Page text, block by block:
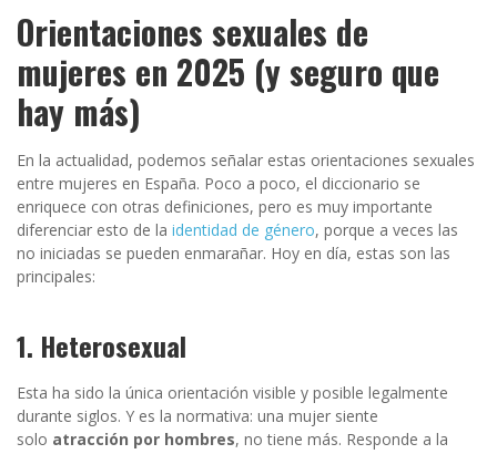
Orientaciones sexuales de
mujeres en 2025 (y seguro que
hay más)
En la actualidad, podemos señalar estas orientaciones sexuales
entre mujeres en España. Poco a poco, el diccionario se
enriquece con otras definiciones, pero es muy importante
diferenciar esto de la identidad de género, porque a veces las
no iniciadas se pueden enmarañar. Hoy en día, estas son las
principales:
1. Heterosexual
Esta ha sido la única orientación visible y posible legalmente
durante siglos. Y es la normativa: una mujer siente
solo atracción por hombres, no tiene más. Responde a la